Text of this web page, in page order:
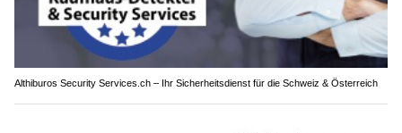
Althiburos Security Services.ch – Ihr Sicherheitsdienst für die Schweiz & Österreich